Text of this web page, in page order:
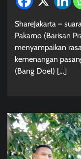
ShareJakarta –
Pakarno (Barisan
menyampaikan
kemenangan
(Bang Doel) […]